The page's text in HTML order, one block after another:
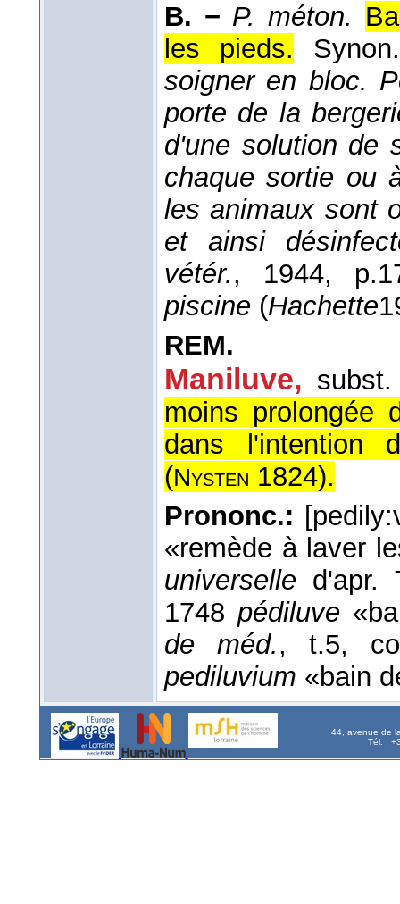
B. − P. méton.
les pieds.
soigner en bloc.
porte de la
d'une solution de
chaque sortie ou
les animaux sont
et ainsi
vétér., 1944,
piscine (Hachette
REM.
Maniluve,
moins prolongée
dans l'intention
(Nysten 1824).
Prononc.:
«remède à laver
universelle d'apr.
1748 pédiluve
de méd., t.5,
pediluvium «bain
44, avenue de
Tél. :